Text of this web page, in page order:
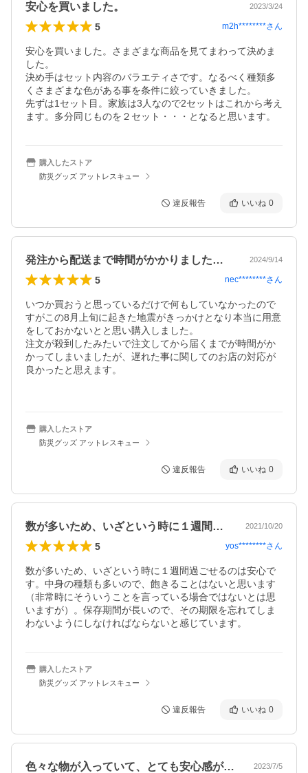
安心を買いました。 2023/3/24
5 m2h********さん
安心を買いました。さまざまな商品を見てまわって決めま
した。
決め手はセット内容のバラエティさです。なるべく種類多
くさまざまな色がある事を条件に絞っていきました。
先ずは1セット目。家族は3人なので2セットはこれから考え
ます。多分同じものを２セット・・・となると思います。
購入したストア
防災グッズ アットレスキュー
違反報告 いいね 0
発注から配送まで時間がかかりましたが… 2024/9/14
5 nec********さん
いつか買おうと思っているだけで何もしていなかったので
すがこの8月上旬に起きた地震がきっかけとなり本当に用意
をしておかないとと思い購入しました。
注文が殺到したみたいで注文してから届くまでが時間がか
かってしまいましたが、遅れた事に関してのお店の対応が
良かったと思えます。
購入したストア
防災グッズ アットレスキュー
違反報告 いいね 0
数が多いため、いざという時に１週間過ご… 2021/10/20
5 yos********さん
数が多いため、いざという時に１週間過ごせるのは安心で
す。中身の種類も多いので、飽きることはないと思います
（非常時にそういうことを言っている場合ではないとは思
いますが）。保存期間が長いので、その期限を忘れてしま
わないようにしなければならないと感じています。
購入したストア
防災グッズ アットレスキュー
違反報告 いいね 0
色々な物が入っていて、とても安心感が有… 2023/7/5